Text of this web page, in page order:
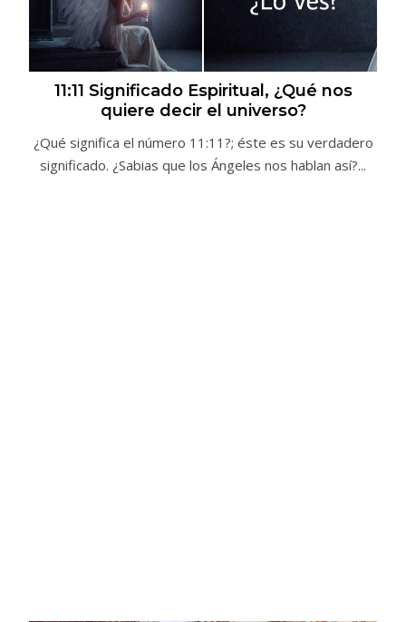
11:11 Significado Espiritual, ¿Qué nos
quiere decir el universo?
¿Qué significa el número 11:11?; éste es su verdadero
significado. ¿Sabias que los Ángeles nos hablan así?...